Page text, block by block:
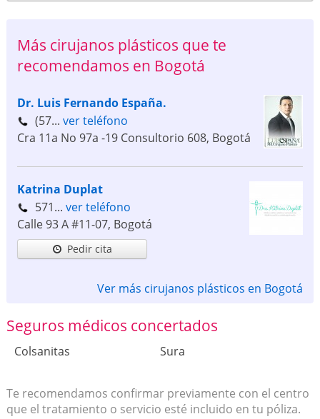
Más cirujanos plásticos que te
recomendamos en Bogotá
Dr. Luis Fernando España.
(57... ver teléfono
Cra 11a No 97a -19 Consultorio 608, Bogotá
Katrina Duplat
571... ver teléfono
Calle 93 A #11-07, Bogotá
Pedir cita
Ver más cirujanos plásticos en Bogotá
Seguros médicos concertados
Colsanitas Sura
Te recomendamos confirmar previamente con el centro
que el tratamiento o servicio esté incluido en tu póliza.